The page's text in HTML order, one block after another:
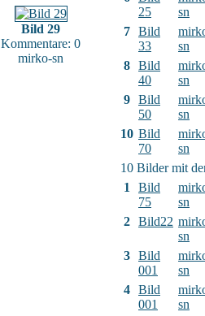
Bild 29
Kommentare: 0
mirko-sn
25
sn
7 Bild
33
sn
8 Bild
40
sn
9 Bild
50
sn
10 Bild
70
sn
10 Bilder mit
1
Bild
75
sn
2 Bild22
sn
3 Bild
001
sn
4 Bild
001
sn